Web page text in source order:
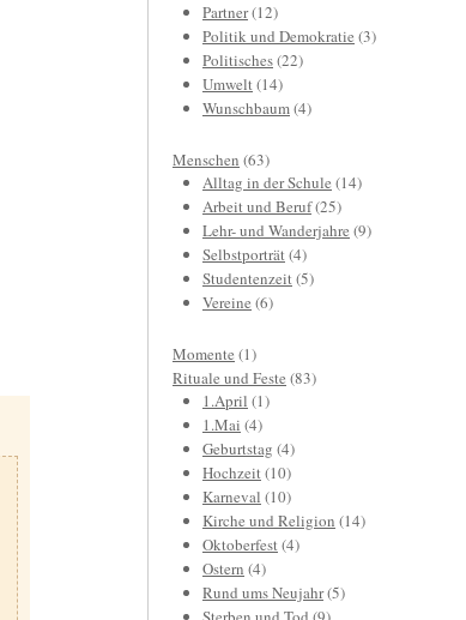
Partner(12)
Politik und Demokratie (3)
Politisches(22)
Umwelt(14)
Wunschbaum(4)
Menschen (63)
Alltag in der Schule (14)
Arbeit und Beruf(25)
Lehr- und Wanderjahre (9)
Selbstporträt(4)
Studentenzeit(5)
Vereine (6)
Momente (1)
Rituale und Feste (83)
1.April (1)
1.Mai (4)
Geburtstag (4)
Hochzeit(10)
Karneval (10)
Kirche und Religion (14)
Oktoberfest(4)
Ostern (4)
Rund ums Neujahr(5)